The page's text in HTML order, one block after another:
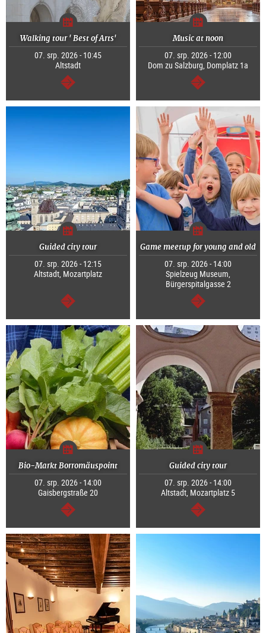
Walking tour ' Best of Arts'
07. srp. 2026 - 10:45
Altstadt
continue
Music at noon
07. srp. 2026 - 12:00
Dom zu Salzburg, Domplatz 1a
continue
Guided city tour
07. srp. 2026 - 12:15
Altstadt, Mozartplatz
continue
Game meetup for young and old
07. srp. 2026 - 14:00
Spielzeug Museum,
Bürgerspitalgasse 2
continue
Bio-Markt Borromäuspoint
07. srp. 2026 - 14:00
Gaisbergstraße 20
continue
Guided city tour
07. srp. 2026 - 14:00
Altstadt, Mozartplatz 5
continue